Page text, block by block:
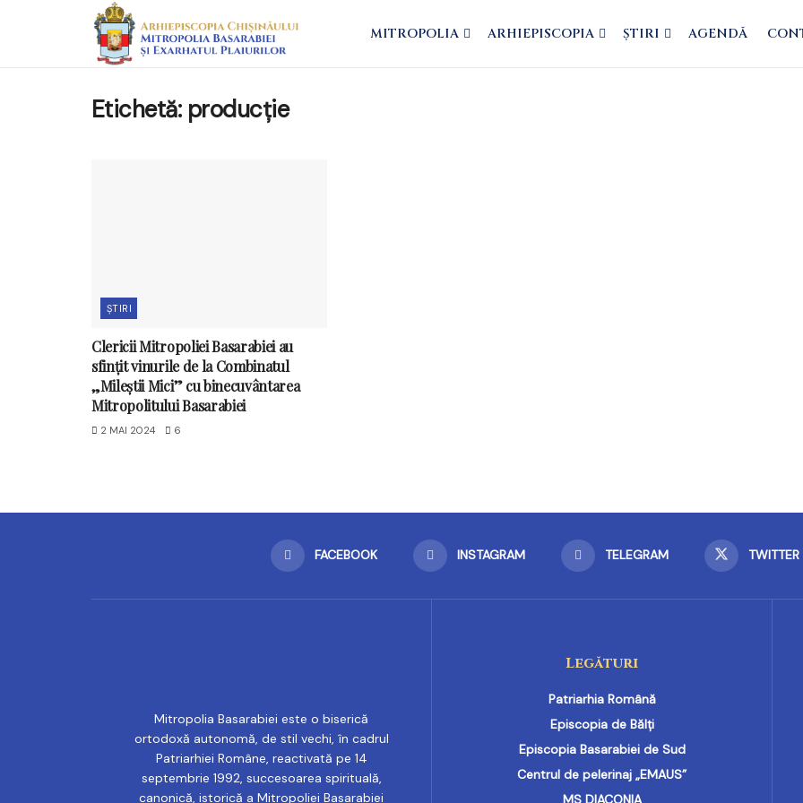
MITROPOLIA ARHIEPISCOPIA ȘTIRI AGENDĂ
Etichetă: producție
ȘTIRI
Clericii Mitropoliei Basarabiei au
sfințit vinurile de la Combinatul
„Mileștii Mici” cu binecuvântarea
Mitropolitului Basarabiei
2 MAI 2024 6
FACEBOOK INSTAGRAM TELEGRAM TWITTER
Mitropolia Basarabiei este o biserică
ortodoxă autonomă, de stil vechi, în cadrul
Patriarhiei Române, reactivată pe 14
septembrie 1992, succesoarea spirituală,
canonică, istorică a Mitropoliei Basarabiei
Legături
Patriarhia Română
Episcopia de Bălți
Episcopia Basarabiei de Sud
Centrul de pelerinaj „EMAUS”
MS DIACONIA